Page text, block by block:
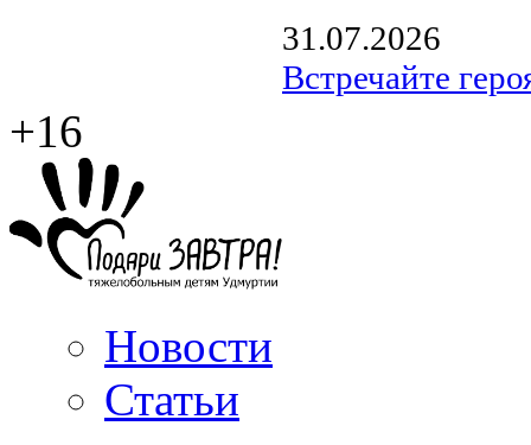
31.07.2026
Встречайте
+16
Новости
Статьи